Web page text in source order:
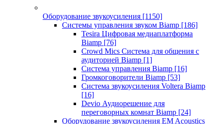
Оборудование звукоусиления [1150]
Системы управления звуком Biamp [186]
Tesira Цифровая медиаплатформа
Biamp [76]
Crowd Mics Система для общения с
аудиторией Biamp [1]
Система управления Biamp [16]
Громкоговорители Biamp [53]
Система звукоусиления Voltera Biamp
[16]
Devio Аудиорешение для
переговорных комнат Biamp [24]
Оборудование звукоусиления EM Acoustics